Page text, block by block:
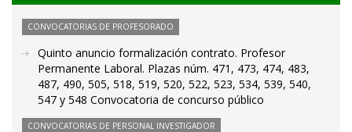
CONVOCATORIAS DE PROFESORADO
Quinto anuncio formalización contrato. Profesor
Permanente Laboral. Plazas núm. 471, 473, 474, 483,
487, 490, 505, 518, 519, 520, 522, 523, 534, 539, 540,
547 y 548 Convocatoria de concurso público
CONVOCATORIAS DE PERSONAL INVESTIGADOR